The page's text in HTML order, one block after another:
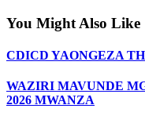
You Might Also Like
CDICD YAONGEZA
WAZIRI MAVUNDE
2026 MWANZA